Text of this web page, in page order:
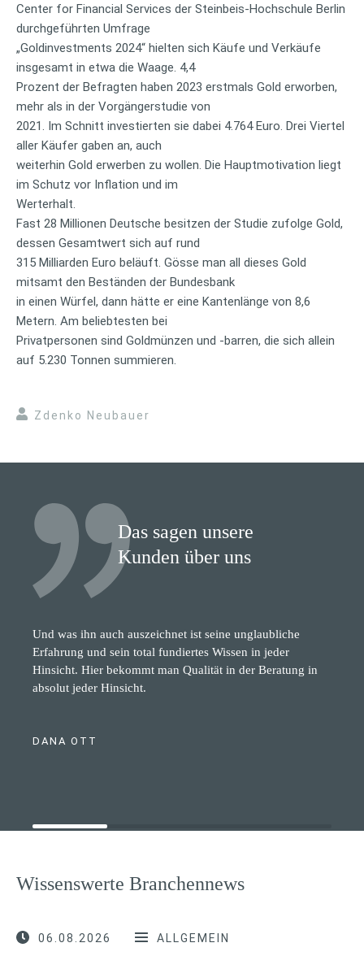
Center for Financial Services der Steinbeis-Hochschule Berlin
durchgeführten Umfrage
„Goldinvestments 2024“ hielten sich Käufe und Verkäufe
insgesamt in etwa die Waage. 4,4
Prozent der Befragten haben 2023 erstmals Gold erworben,
mehr als in der Vorgängerstudie von
2021. Im Schnitt investierten sie dabei 4.764 Euro. Drei Viertel
aller Käufer gaben an, auch
weiterhin Gold erwerben zu wollen. Die Hauptmotivation liegt
im Schutz vor Inflation und im
Werterhalt.
Fast 28 Millionen Deutsche besitzen der Studie zufolge Gold,
dessen Gesamtwert sich auf rund
315 Milliarden Euro beläuft. Gösse man all dieses Gold
mitsamt den Beständen der Bundesbank
in einen Würfel, dann hätte er eine Kantenlänge von 8,6
Metern. Am beliebtesten bei
Privatpersonen sind Goldmünzen und -barren, die sich allein
auf 5.230 Tonnen summieren.
Zdenko Neubauer
Das sagen unsere
Kunden über uns
Und was ihn auch auszeichnet ist seine unglaubliche
Erfahrung und sein total fundiertes Wissen in jeder
Hinsicht. Hier bekommt man Qualität in der Beratung in
absolut jeder Hinsicht.
DANA OTT
Wissenswerte Branchennews
06.08.2026 ALLGEMEIN